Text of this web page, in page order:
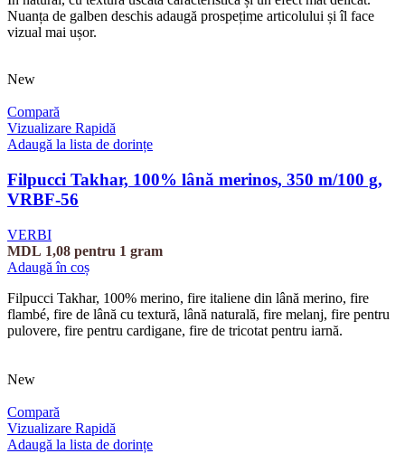
Nuanța de galben deschis adaugă prospețime articolului și îl face
vizual mai ușor.
New
Compară
Vizualizare Rapidă
Adaugă la lista de dorințe
Filpucci Takhar, 100% lână merinos, 350 m/100 g,
VRBF-56
VERBI
MDL 1,08 pentru 1 gram
Adaugă în coș
Filpucci Takhar, 100% merino, fire italiene din lână merino, fire
flambé, fire de lână cu textură, lână naturală, fire melanj, fire pentru
pulovere, fire pentru cardigane, fire de tricotat pentru iarnă.
New
Compară
Vizualizare Rapidă
Adaugă la lista de dorințe